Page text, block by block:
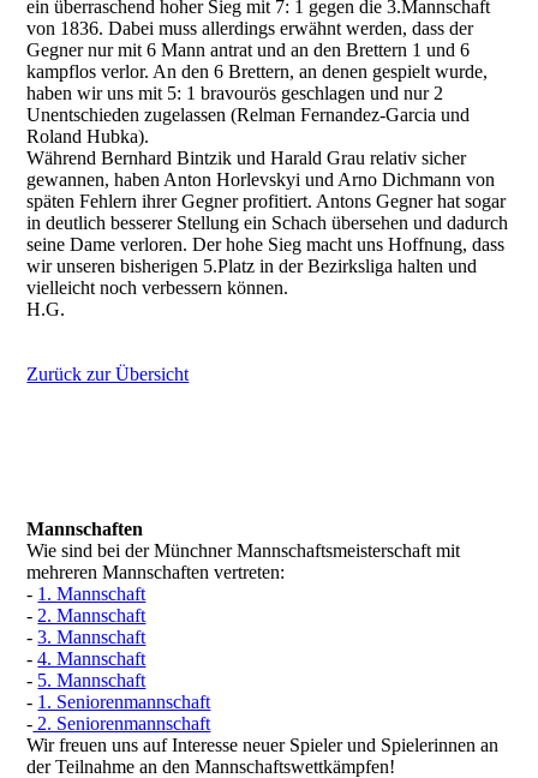
ein überraschend hoher Sieg mit 7: 1 gegen die 3.Mannschaft
von 1836. Dabei muss allerdings erwähnt werden, dass der
Gegner nur mit 6 Mann antrat und an den Brettern 1 und 6
kampflos verlor. An den 6 Brettern, an denen gespielt wurde,
haben wir uns mit 5: 1 bravourös geschlagen und nur 2
Unentschieden zugelassen (Relman Fernandez-Garcia und
Roland Hubka).
Während Bernhard Bintzik und Harald Grau relativ sicher
gewannen, haben Anton Horlevskyi und Arno Dichmann von
späten Fehlern ihrer Gegner profitiert. Antons Gegner hat sogar
in deutlich besserer Stellung ein Schach übersehen und dadurch
seine Dame verloren. Der hohe Sieg macht uns Hoffnung, dass
wir unseren bisherigen 5.Platz in der Bezirksliga halten und
vielleicht noch verbessern können.
H.G.
Zurück zur Übersicht
Mannschaften
Wie sind bei der Münchner Mannschaftsmeisterschaft mit
mehreren Mannschaften vertreten:
- 1. Mannschaft
- 2. Mannschaft
-3. Mannschaft
-4. Mannschaft
- 5. Mannschaft
- 1. Seniorenmannschaft
- 2. Seniorenmannschaft
Wir freuen uns auf Interesse neuer Spieler und Spielerinnen an
der Teilnahme an den Mannschaftswettkämpfen!